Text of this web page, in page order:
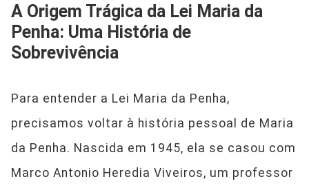
A Origem Trágica da Lei Maria da
Penha: Uma História de
Sobrevivência
Para entender a Lei Maria da Penha,
precisamos voltar à história pessoal de Maria
da Penha. Nascida em 1945, ela se casou com
Marco Antonio Heredia Viveiros, um professor